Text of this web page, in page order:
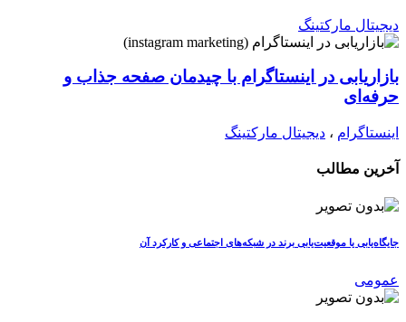
دیجیتال مارکتینگ
بازاریابی در اینستاگرام با چیدمان صفحه جذاب و
حرفه‌ای
اینستاگرام ، دیجیتال مارکتینگ
آخرین مطالب
جایگاه‌یابی یا موقعیت‌یابی برند در شبکه‌های اجتماعی و کارکرد آن
عمومی